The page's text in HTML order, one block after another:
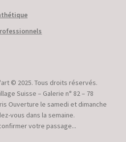
© 2025. Tous droits réservés.
Suisse – Galerie n° 82 – 78
Ouverture le samedi et dimanche
vous dans la semaine.
votre passage...